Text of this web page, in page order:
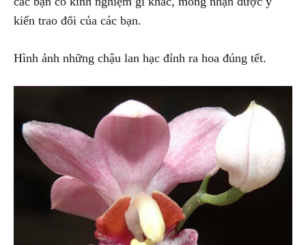
kiến trao đổi của các bạn.
Hình ảnh những chậu lan hạc đỉnh ra hoa đúng tết.